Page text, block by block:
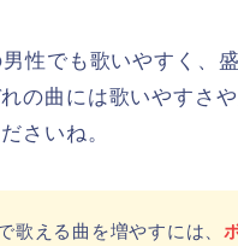
性でも歌いやすく、
の曲には歌いやすさ
さいね。
歌える曲を増やすには、